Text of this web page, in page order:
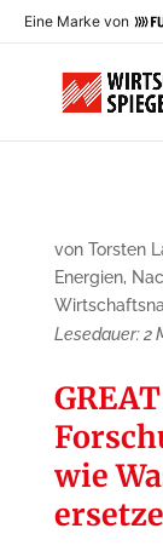
Eine Marke von
von Torsten
Energien,
Lesedauer: 2
wie